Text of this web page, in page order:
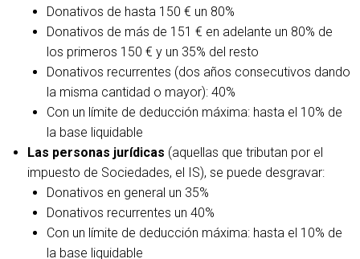
Donativos de hasta 150 € un 80%
Donativos de más de 151 € en adelante un 80% de
los primeros 150 € y un 35% del resto
Donativos recurrentes (dos años consecutivos dando
la misma cantidad o mayor): 40%
Con un límite de deducción máxima: hasta el 10% de
la base liquidable
Las personas jurídicas (aquellas que tributan por el
impuesto de Sociedades, el IS), se puede desgravar:
Donativos en general un 35%
Donativos recurrentes un 40%
Con un límite de deducción máxima: hasta el 10% de
la base liquidable